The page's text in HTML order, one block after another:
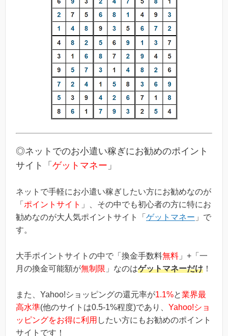
◎ネットでのお小遣い稼ぎにお勧めのポイント
サイト「 ゲットマネー 」
ネットで手軽にお小遣い稼ぎしたい方にお勧めなのが
「 ポイントサイト 」、その中でも初心者の方に特にお
勧めなのが大人気ポイントサイト「 ゲットマネー 」で
す。
大手ポイントサイトの中で「換金手数料無料 」+「一
月の換金可能額が無制限 」なのはゲットマネーだけ ！
また、Yahoo!ショッピングの還元率が1.1%と業界最
高水準(他のサイトは0.5-1%程度)であり、 Yahoo!ショ
ッピングをお得に利用 したい方にもお勧めのポイント
サイトです！